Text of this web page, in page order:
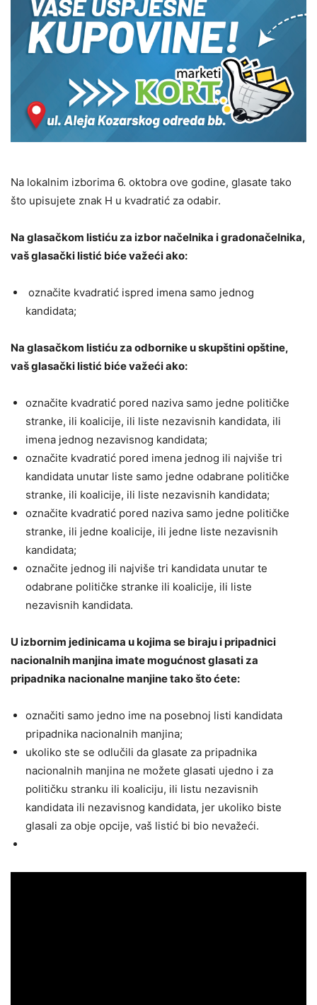
Na lokalnim izborima 6. oktobra ove godine, glasate tako
što upisujete znak H u kvadratić za odabir.
Na glasačkom listiću za izbor načelnika i gradonačelnika,
vaš glasački listić biće važeći ako:
označite kvadratić ispred imena samo jednog
kandidata;
Na glasačkom listiću za odbornike u skupštini opštine,
vaš glasački listić biće važeći ako:
označite kvadratić pored naziva samo jedne političke
stranke, ili koalicije, ili liste nezavisnih kandidata, ili
imena jednog nezavisnog kandidata;
označite kvadratić pored imena jednog ili najviše tri
kandidata unutar liste samo jedne odabrane političke
stranke, ili koalicije, ili liste nezavisnih kandidata;
označite kvadratić pored naziva samo jedne političke
stranke, ili jedne koalicije, ili jedne liste nezavisnih
kandidata;
označite jednog ili najviše tri kandidata unutar te
odabrane političke stranke ili koalicije, ili liste
nezavisnih kandidata.
U izbornim jedinicama u kojima se biraju i pripadnici
nacionalnih manjina imate mogućnost glasati za
pripadnika nacionalne manjine tako što ćete:
označiti samo jedno ime na posebnoj listi kandidata
pripadnika nacionalnih manjina;
ukoliko ste se odlučili da glasate za pripadnika
nacionalnih manjina ne možete glasati ujedno i za
političku stranku ili koaliciju, ili listu nezavisnih
kandidata ili nezavisnog kandidata, jer ukoliko biste
glasali za obje opcije, vaš listić bi bio nevažeći.